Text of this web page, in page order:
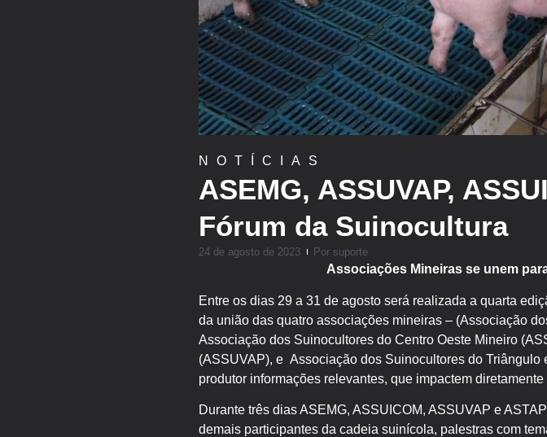
NOTÍCIAS
ASEMG, ASSUVAP,
Fórum da Suinocultura
24 de agosto de 2023 Por suporte
Associações Mineiras se unem
Entre os dias 29 a 31 de agosto será realizada a quarta
da união das quatro associações mineiras – (Associação
Associação dos Suinocultores do Centro Oeste Mineiro
(ASSUVAP), e Associação dos Suinocultores do
produtor informações relevantes, que impactem
Durante três dias ASEMG, ASSUICOM, ASSUVAP e
demais participantes da cadeia suinícola, palestras com